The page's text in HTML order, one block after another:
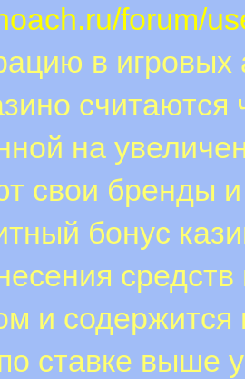
forum/
в
считаются
на
свои бренды
бонус
и содержится
ставке выше